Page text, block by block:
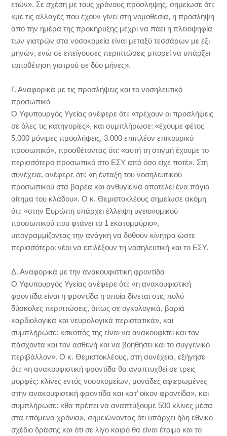
ετών». Σε σχέση με τους χρόνους πρόσληψης, σημείωσε ότι:
«με τις αλλαγές που έχουν γίνει στη νομοθεσία, η πρόσληψη
από την ημέρα της προκήρυξης μέχρι να πάει η πλειοψηφία
των γιατρών στα νοσοκομεία είναι μεταξύ τεσσάρων με έξι
μηνών, ενώ σε επείγουσες περιπτώσεις μπορεί να υπάρξει
τοποθέτηση γιατρού σε δύο μήνες».
Γ. Αναφορικά με τις προσλήψεις και το νοσηλευτικό
προσωπικό
Ο Υφυπουργός Υγείας ανέφερε ότι: «τρέχουν οι προσλήψεις
σε όλες τις κατηγορίες», και συμπλήρωσε: «έχουμε φέτος
5.000 μόνιμες προσλήψεις, 3.000 επιπλέον επικουρικό
προσωπικό», προσθέτοντας ότι: «αυτή τη στιγμή έχουμε το
περισσότερο προσωπικό στο ΕΣΥ από όσο είχε ποτέ». Στη
συνέχεια, ανέφερε ότι: «η ένταξη του νοσηλευτικού
προσωπικού στα βαρέα και ανθυγιεινά αποτελεί ένα πάγιο
αίτημα του κλάδου». Ο κ. Θεμιστοκλέους σημείωσε ακόμη
ότι: «στην Ευρώπη υπάρχει έλλειψη υγειονομικού
προσωπικού που φτάνει το 1 εκατομμύριο»,
υπογραμμίζοντας την ανάγκη να δοθούν κίνητρα ώστε
περισσότεροι νέοι να επιλέξουν τη νοσηλευτική και το ΕΣΥ.
Δ. Αναφορικά με την ανακουφιστική φροντίδα
Ο Υφυπουργός Υγείας ανέφερε ότι: «η ανακουφιστική
φροντίδα είναι η φροντίδα η οποία δίνεται στις πολύ
δύσκολες περιπτώσεις, όπως σε ογκολογικά, βαριά
καρδιολογικά και νευρολογικά περιστατικά», και
συμπλήρωσε: «σκοπός της είναι να ανακουφίσει και τον
πάσχοντα και τον ασθενή και να βοηθήσει και το συγγενικό
περιβάλλον». Ο κ. Θεμιστοκλέους, στη συνέχεια, εξήγησε
ότι: «η ανακουφιστική φροντίδα θα αναπτυχθεί σε τρεις
μορφές: κλίνες εντός νοσοκομείων, μονάδες αφιερωμένες
στην ανακουφιστική φροντίδα και κατ’ οίκον φροντίδα», και
συμπλήρωσε: «θα πρέπει να αναπτύξουμε 500 κλίνες μέσα
στα επόμενα χρόνια», σημειώνοντας ότι υπάρχει ήδη εθνικό
σχέδιο δράσης και ότι σε λίγο καιρό θα είναι έτοιμο και το